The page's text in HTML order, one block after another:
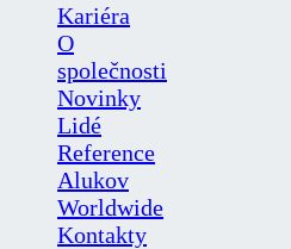
Kariéra
O
společnosti
Novinky
Lidé
Reference
Alukov
Worldwide
Kontakty